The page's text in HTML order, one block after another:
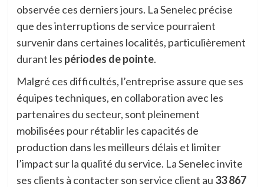
observée ces derniers jours. La Senelec précise
que des interruptions de service pourraient
survenir dans certaines localités, particulièrement
durant les périodes de pointe.
Malgré ces difficultés, l’entreprise assure que ses
équipes techniques, en collaboration avec les
partenaires du secteur, sont pleinement
mobilisées pour rétablir les capacités de
production dans les meilleurs délais et limiter
l’impact sur la qualité du service. La Senelec invite
ses clients à contacter son service client au 33 867